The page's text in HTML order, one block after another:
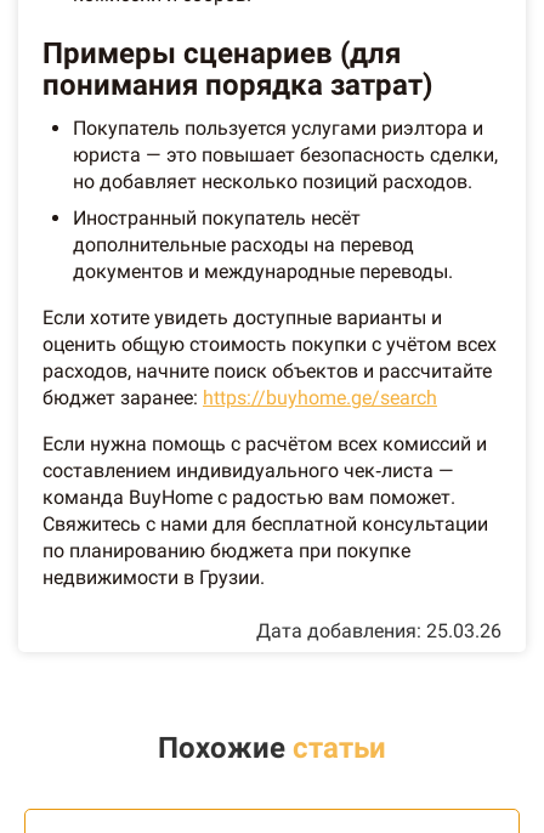
Примеры сценариев (для
понимания порядка затрат)
Покупатель пользуется услугами риэлтора и
юриста — это повышает безопасность сделки,
но добавляет несколько позиций расходов.
Иностранный покупатель несёт
дополнительные расходы на перевод
документов и международные переводы.
Если хотите увидеть доступные варианты и
оценить общую стоимость покупки с учётом всех
расходов, начните поиск объектов и рассчитайте
бюджет заранее: https://buyhome.ge/search
Если нужна помощь с расчётом всех комиссий и
составлением индивидуального чек‑листа —
команда BuyHome с радостью вам поможет.
Свяжитесь с нами для бесплатной консультации
по планированию бюджета при покупке
недвижимости в Грузии.
Дата добавления: 25.03.26
Похожие статьи